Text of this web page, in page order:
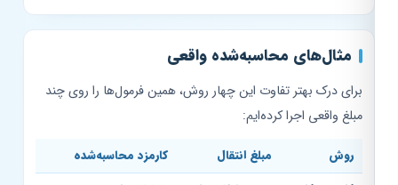
مثال‌های محاسبه‌شده واقعی
برای درک بهتر تفاوت این چهار روش، همین فرمول‌ها را روی چند
مبلغ واقعی اجرا کرده‌ایم:
روش مبلغ انتقال
کارمزد محاسبه‌شده